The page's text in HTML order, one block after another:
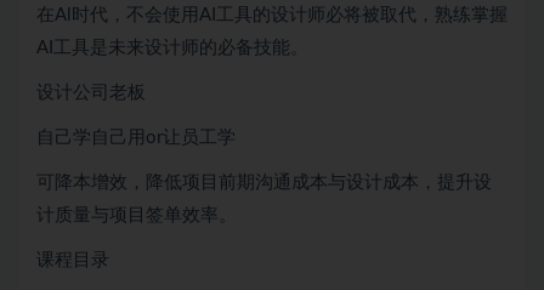
在Al时代，不会使用AI工具的设计师必将被取代，熟练掌握
AI工具是未来设计师的必备技能。
设计公司老板
自己学自己用or让员工学
可降本增效，降低项目前期沟通成本与设计成本，提升设
计质量与项目签单效率。
课程目录